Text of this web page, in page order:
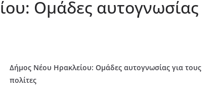
Ομάδες αυτογνωσίας
Δήμος Νέου Ηρακλείου: Ομάδες αυτογνωσίας για τους
πολίτες